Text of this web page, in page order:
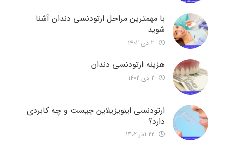
با مهمترین مراحل ارتودنسی دندان آشنا
شوید
هزینه ارتودنسی دندان
ارتودنسی اینویزیلاین چیست و چه کابردی
دارد؟